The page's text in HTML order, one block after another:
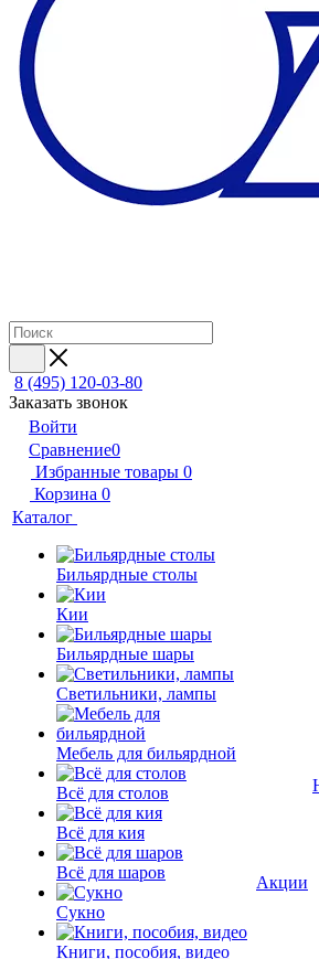
8 (495) 120-03-80
Заказать звонок
Войти
Сравнение0
Избранные товары 0
Корзина 0
Каталог
Бильярдные столы
Кии
Бильярдные шары
Светильники, лампы
Мебель для бильярдной
Всё для столов
Всё для кия
Всё для шаров
Сукно
Книги, пособия, видео
Акции